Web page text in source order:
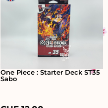
One Piece : Starter Deck ST35
Sabo